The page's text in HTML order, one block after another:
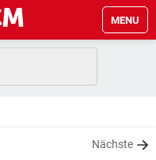
MENU
Nächste